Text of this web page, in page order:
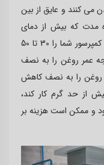
می کنند و عایق از بین
مدت که بیش از دمای
استاندارد کار می کنند، می توانند عمر موتور کمپرسور شما را 30 تا 50
دهند. دمای روغن در 200 درجه عمر روغن را به نصف
در 200 درجه عمر روغن را به نصف کاهش
از حد گرم کار کند،
و ممکن است هزینه بر